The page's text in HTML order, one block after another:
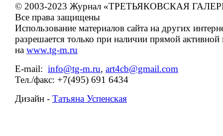
© 2003-2023 Журнал «ТРЕТЬЯКОВСКАЯ
Все права защищены
Использование материалов сайта на других
разрешается только при наличии прямой активной
на www.tg-m.ru
E-mail: info@tg-m.ru, art4cb@gmail.com
Тел./факс: +7(495) 691 6434
Дизайн - Татьяна Успенская